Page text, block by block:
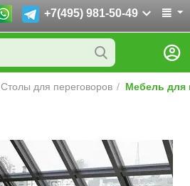
+7(495) 981-50-49
Столы для переговоров / Мебель для